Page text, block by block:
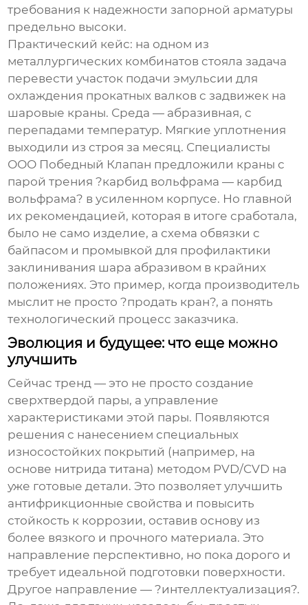
требования к надежности запорной арматуры
предельно высоки.
Практический кейс: на одном из
металлургических комбинатов стояла задача
перевести участок подачи эмульсии для
охлаждения прокатных валков с задвижек на
шаровые краны. Среда — абразивная, с
перепадами температур. Мягкие уплотнения
выходили из строя за месяц. Специалисты
ООО Победный Клапан предложили краны с
парой трения ?карбид вольфрама — карбид
вольфрама? в усиленном корпусе. Но главной
их рекомендацией, которая в итоге сработала,
было не само изделие, а схема обвязки с
байпасом и промывкой для профилактики
заклинивания шара абразивом в крайних
положениях. Это пример, когда производитель
мыслит не просто ?продать кран?, а понять
технологический процесс заказчика.
Эволюция и будущее: что еще можно
улучшить
Сейчас тренд — это не просто создание
сверхтвердой пары, а управление
характеристиками этой пары. Появляются
решения с нанесением специальных
износостойких покрытий (например, на
основе нитрида титана) методом PVD/CVD на
уже готовые детали. Это позволяет улучшить
антифрикционные свойства и повысить
стойкость к коррозии, оставив основу из
более вязкого и прочного материала. Это
направление перспективно, но пока дорого и
требует идеальной подготовки поверхности.
Другое направление — ?интеллектуализация?.